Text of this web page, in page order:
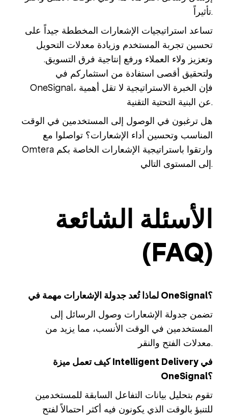
تأثيراً.
تساعد استراتيجيات الإشعارات المخططة جيداً على
تحسين تجربة المستخدم وزيادة معدلات التحويل
وتعزيز ولاء العملاء ورفع إنتاجية فرق التسويق.
ولتحقيق أقصى استفادة من استثماركم في
OneSignal، فإن الخبرة الاستراتيجية لا تقل أهمية
عن البنية التحتية التقنية.
هل ترغبون في الوصول إلى المستخدمين في الوقت
المناسب وتحسين أداء الإشعارات؟ تواصلوا مع
Omtera وارتقوا باستراتيجية الإشعارات الخاصة بكم
إلى المستوى التالي.
الأسئلة الشائعة
(FAQ)
لماذا تُعد جدولة الإشعارات مهمة في OneSignal؟
تضمن جدولة الإشعارات وصول الرسائل إلى
المستخدمين في الوقت الأنسب، مما يزيد من
معدلات الفتح والنقر.
كيف تعمل ميزة Intelligent Delivery في
OneSignal؟
تقوم بتحليل بيانات التفاعل السابقة للمستخدمين
للتنبؤ بالوقت الذي يكونون فيه أكثر احتمالاً لفتح